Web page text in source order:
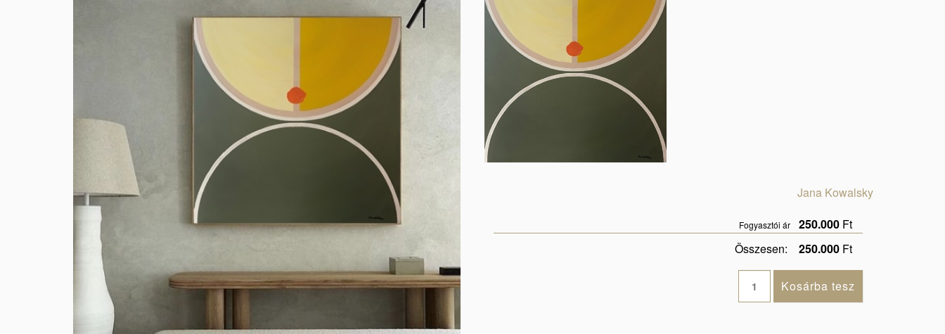
Jana Kowalsky
Fogyasztói ár 250.000 Ft
Összesen:
250.000 Ft